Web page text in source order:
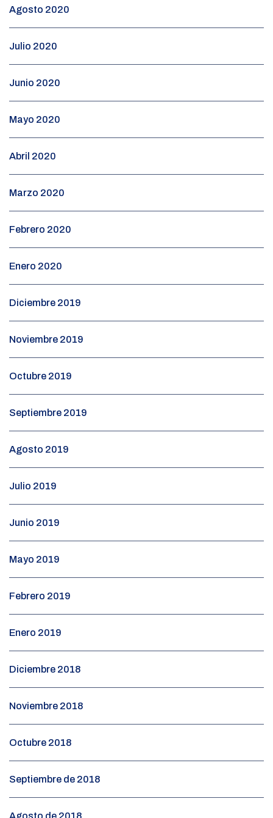
Agosto 2020
Julio 2020
Junio 2020
Mayo 2020
Abril 2020
Marzo 2020
Febrero 2020
Enero 2020
Diciembre 2019
Noviembre 2019
Octubre 2019
Septiembre 2019
Agosto 2019
Julio 2019
Junio 2019
Mayo 2019
Febrero 2019
Enero 2019
Diciembre 2018
Noviembre 2018
Octubre 2018
Septiembre de 2018
Agosto de 2018